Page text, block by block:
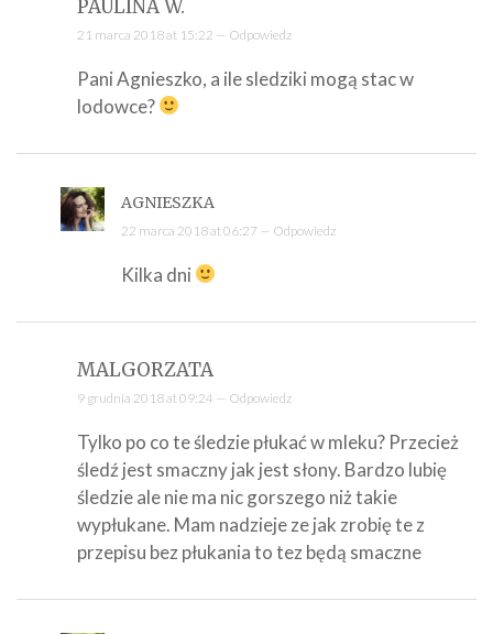
PAULINA W.
21 marca 2018 at 15:22 — Odpowiedz
Pani Agnieszko, a ile sledziki mogą stac w
lodowce?
AGNIESZKA
22 marca 2018 at 06:27 — Odpowiedz
Kilka dni
MALGORZATA
9 grudnia 2018 at 09:24 — Odpowiedz
Tylko po co te śledzie płukać w mleku? Przecież
śledź jest smaczny jak jest słony. Bardzo lubię
śledzie ale nie ma nic gorszego niż takie
wypłukane. Mam nadzieje ze jak zrobię te z
przepisu bez płukania to tez będą smaczne